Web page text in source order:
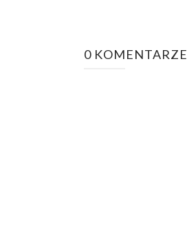
0 KOMENTARZE